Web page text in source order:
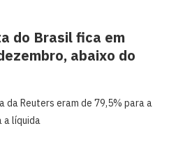
do Brasil fica em
abaixo do
da Reuters eram de 79,5% para a
a líquida